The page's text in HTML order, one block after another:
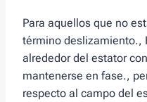
Para aquellos que no
término deslizamiento.,
alrededor del estator
mantenerse en fase.,
respecto al campo del